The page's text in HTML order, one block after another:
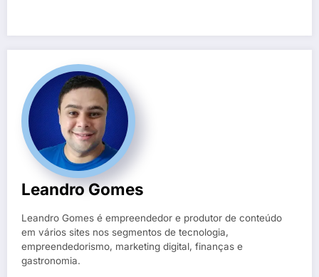
Leandro Gomes
Leandro Gomes é empreendedor e produtor de conteúdo
em vários sites nos segmentos de tecnologia,
empreendedorismo, marketing digital, finanças e
gastronomia.